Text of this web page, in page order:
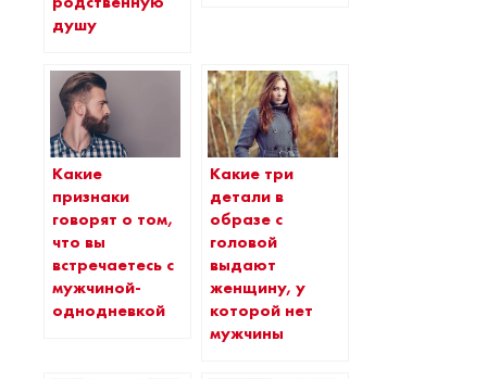
душу
Какие
признаки
говорят о том,
что вы
встречаетесь с
мужчиной-
однодневкой
Какие три
детали в
образе с
головой
выдают
женщину, у
которой нет
мужчины